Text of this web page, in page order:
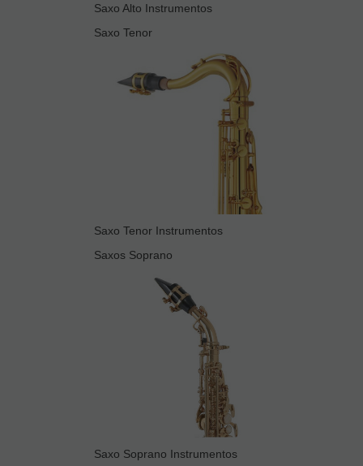
Saxo Alto Instrumentos
Saxo Tenor
Saxo Tenor Instrumentos
Saxos Soprano
Saxo Soprano Instrumentos